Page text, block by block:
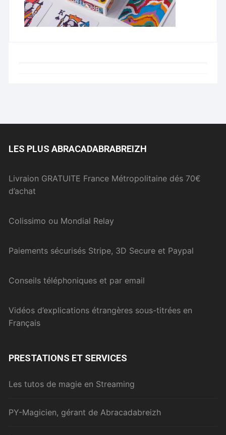
LES PLUS ABRACADABRABREIZH
Livraion GRATUITE France Métropolitaine dés 70€
d’achat
Colissimo ou Mondial Relay
Paiements sécurisés Stripe, 3D Secure et Paypal
Conseils téléphoniques et par email
Vidéos d’explications étrangères sous-titrées en
Français
PRESTATIONS ET SERVICES
Les tutos de magie en Streaming
PY-Magicien, gérant de Abracadabreizh